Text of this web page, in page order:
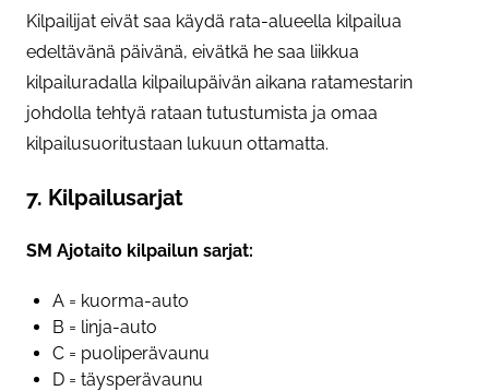
Kilpailijat eivät saa käydä rata-alueella kilpailua
edeltävänä päivänä, eivätkä he saa liikkua
kilpailuradalla kilpailupäivän aikana ratamestarin
johdolla tehtyä rataan tutustumista ja omaa
kilpailusuoritustaan lukuun ottamatta.
7. Kilpailusarjat
SM Ajotaito kilpailun sarjat:
A = kuorma-auto
B = linja-auto
C = puoliperävaunu
D = täysperävaunu